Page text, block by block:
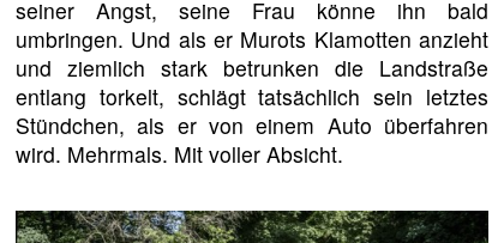
seiner Angst, seine Frau könne ihn bald
umbringen. Und als er Murots Klamotten anzieht
und ziemlich stark betrunken die Landstraße
entlang torkelt, schlägt tatsächlich sein letztes
Stündchen, als er von einem Auto überfahren
wird. Mehrmals. Mit voller Absicht.